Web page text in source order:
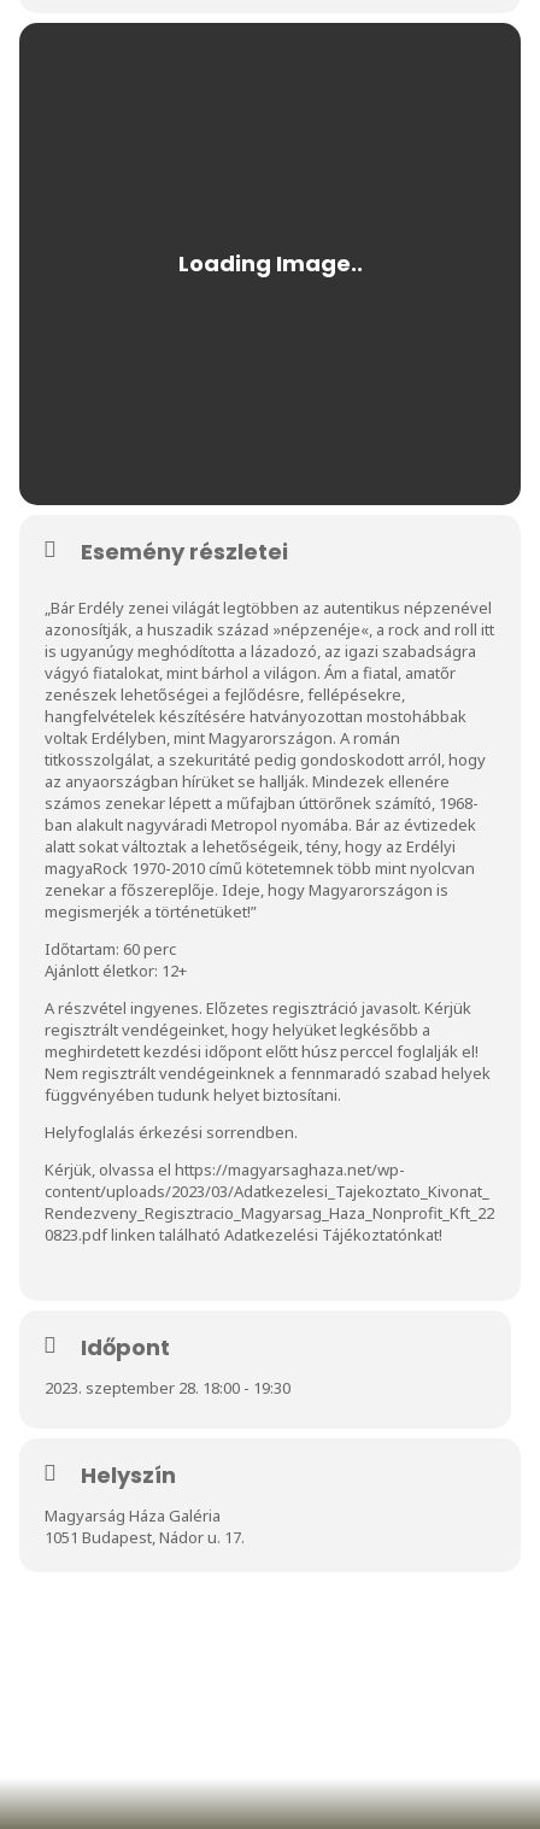
Esemény részletei
„Bár Erdély zenei világát legtöbben az autentikus népzenével
azonosítják, a huszadik század »népzenéje«, a rock and roll itt
is ugyanúgy meghódította a lázadozó, az igazi szabadságra
vágyó fiatalokat, mint bárhol a világon. Ám a fiatal, amatőr
zenészek lehetőségei a fejlődésre, fellépésekre,
hangfelvételek készítésére hatványozottan mostohábbak
voltak Erdélyben, mint Magyarországon. A román
titkosszolgálat, a szekuritáté pedig gondoskodott arról, hogy
az anyaországban hírüket se hallják. Mindezek ellenére
számos zenekar lépett a műfajban úttörőnek számító, 1968-
ban alakult nagyváradi Metropol nyomába. Bár az évtizedek
alatt sokat változtak a lehetőségeik, tény, hogy az Erdélyi
magyaRock 1970-2010 című kötetemnek több mint nyolcvan
zenekar a főszereplője. Ideje, hogy Magyarországon is
megismerjék a történetüket!”
Időtartam: 60 perc
Ajánlott életkor: 12+
A részvétel ingyenes. Előzetes regisztráció javasolt. Kérjük
regisztrált vendégeinket, hogy helyüket legkésőbb a
meghirdetett kezdési időpont előtt húsz perccel foglalják el!
Nem regisztrált vendégeinknek a fennmaradó szabad helyek
függvényében tudunk helyet biztosítani.
Helyfoglalás érkezési sorrendben.
Kérjük, olvassa el https://magyarsaghaza.net/wp-
content/uploads/2023/03/Adatkezelesi_Tajekoztato_Kivonat_
Rendezveny_Regisztracio_Magyarsag_Haza_Nonprofit_Kft_22
0823.pdf linken található Adatkezelési Tájékoztatónkat!
Időpont
2023. szeptember 28. 18:00 - 19:30
Helyszín
Magyarság Háza Galéria
1051 Budapest, Nádor u. 17.